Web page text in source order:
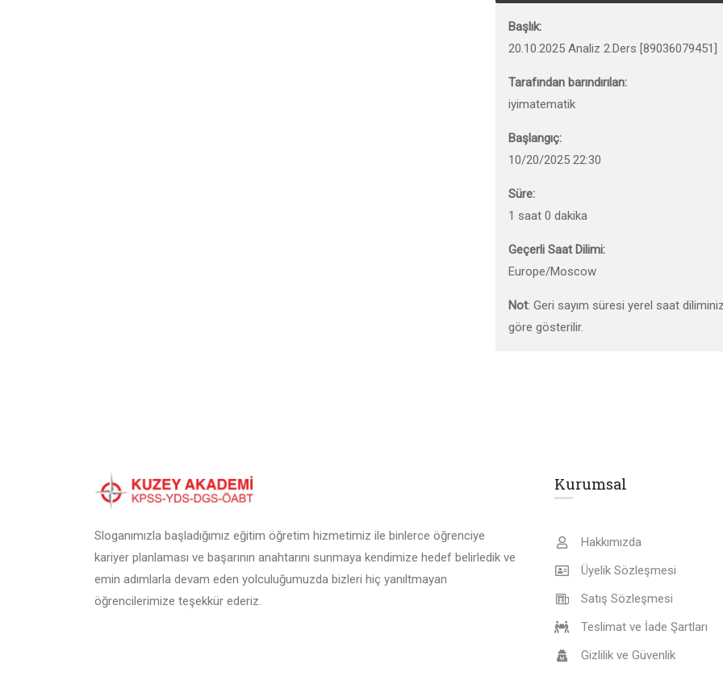
Başlık:
20.10.2025 Analiz 2.Ders [89036079451]
Tarafından barındırılan:
iyimatematik
Başlangıç:
10/20/2025 22:30
Süre:
1 saat 0 dakika
Geçerli Saat Dilimi:
Europe/Moscow
Not: Geri sayım süresi yerel saat
göre gösterilir.
Sloganımızla başladığımız eğitim öğretim hizmetimiz ile binlerce öğrenciye
kariyer planlaması ve başarının anahtarını sunmaya kendimize hedef belirledik ve
emin adımlarla devam eden yolculuğumuzda bizleri hiç yanıltmayan
öğrencilerimize teşekkür ederiz.
Kurumsal
Hakkımızda
Üyelik Sözleşmesi
Satış Sözleşmesi
Teslimat ve İade Şartları
Gizlilik ve Güvenlik